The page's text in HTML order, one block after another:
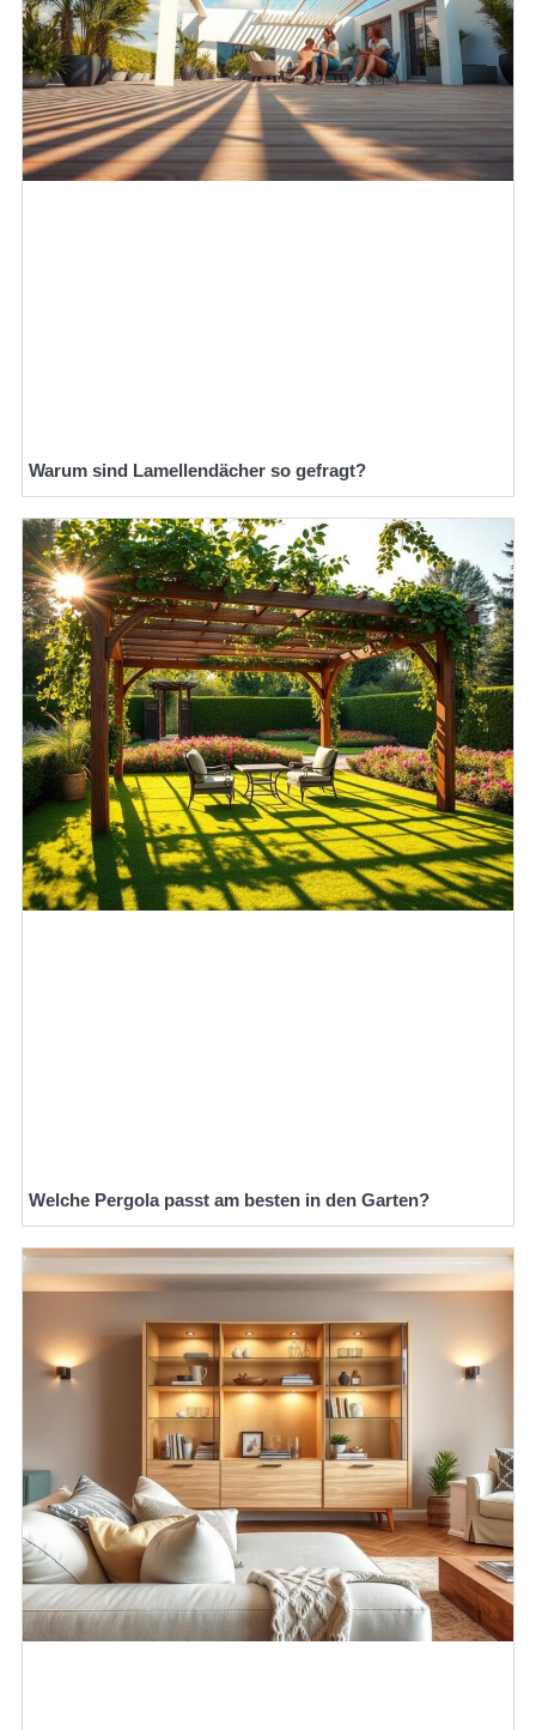
Warum sind Lamellendächer so gefragt?
Welche Pergola passt am besten in den Garten?